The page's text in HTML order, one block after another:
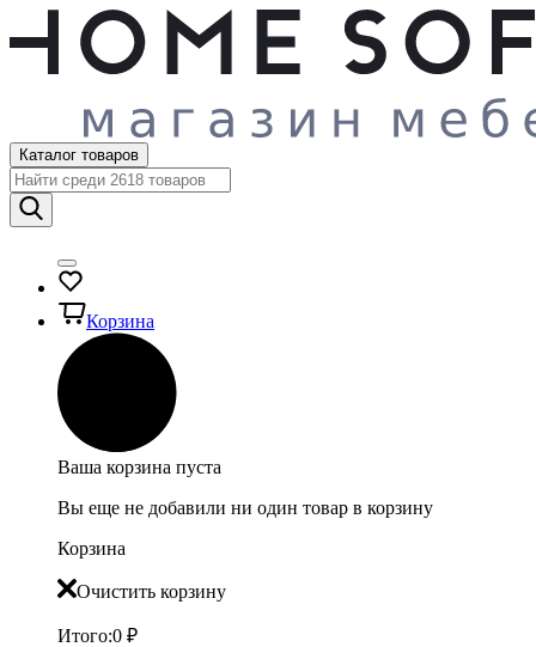
Каталог товаров
Корзина
Ваша корзина пуста
Вы еще не добавили ни один товар в корзину
Корзина
Очистить корзину
Итого:0 ₽